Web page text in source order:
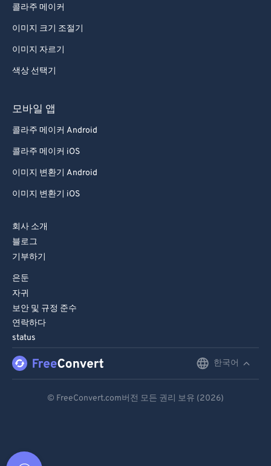
콜라주 메이커
이미지 크기 조절기
이미지 자르기
색상 선택기
모바일 앱
콜라주 메이커 Android
콜라주 메이커 iOS
이미지 변환기 Android
이미지 변환기 iOS
회사 소개
블로그
기부하기
은둔
자귀
보안 및 규정 준수
연락하다
status
한국어
© FreeConvert.com버전 모든 권리 보유 (2026)